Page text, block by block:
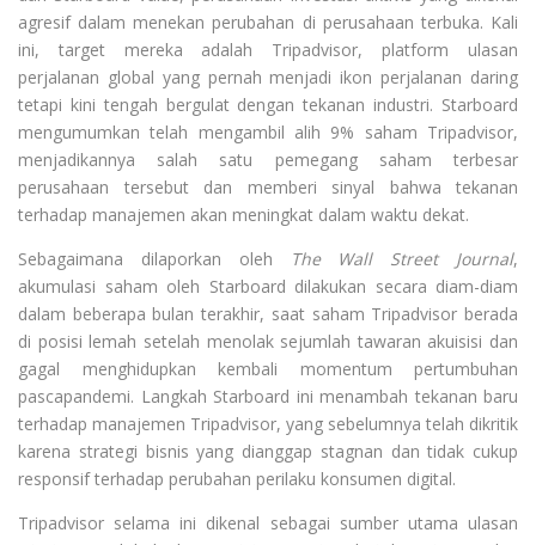
agresif dalam menekan perubahan di perusahaan terbuka. Kali
ini, target mereka adalah Tripadvisor, platform ulasan
perjalanan global yang pernah menjadi ikon perjalanan daring
tetapi kini tengah bergulat dengan tekanan industri. Starboard
mengumumkan telah mengambil alih 9% saham Tripadvisor,
menjadikannya salah satu pemegang saham terbesar
perusahaan tersebut dan memberi sinyal bahwa tekanan
terhadap manajemen akan meningkat dalam waktu dekat.
Sebagaimana dilaporkan oleh
The Wall Street Journal,
akumulasi saham oleh Starboard dilakukan secara diam-diam
dalam beberapa bulan terakhir, saat saham Tripadvisor berada
di posisi lemah setelah menolak sejumlah tawaran akuisisi dan
gagal menghidupkan kembali momentum pertumbuhan
pascapandemi. Langkah Starboard ini menambah tekanan baru
terhadap manajemen Tripadvisor, yang sebelumnya telah dikritik
karena strategi bisnis yang dianggap stagnan dan tidak cukup
responsif terhadap perubahan perilaku konsumen digital.
Tripadvisor selama ini dikenal sebagai sumber utama ulasan